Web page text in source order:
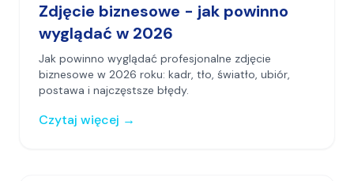
Zdjęcie biznesowe - jak powinno
wyglądać w 2026
Jak powinno wyglądać profesjonalne zdjęcie
biznesowe w 2026 roku: kadr, tło, światło, ubiór,
postawa i najczęstsze błędy.
Czytaj więcej →